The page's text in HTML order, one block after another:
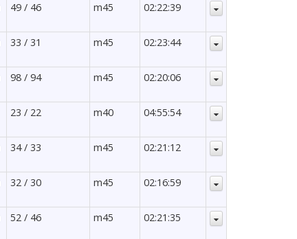
49 / 46 m45 02:22:39
33 / 31 m45 02:23:44
98 / 94 m45 02:20:06
23 / 22 m40 04:55:54
34 / 33 m45 02:21:12
32 / 30 m45 02:16:59
52 / 46 m45 02:21:35